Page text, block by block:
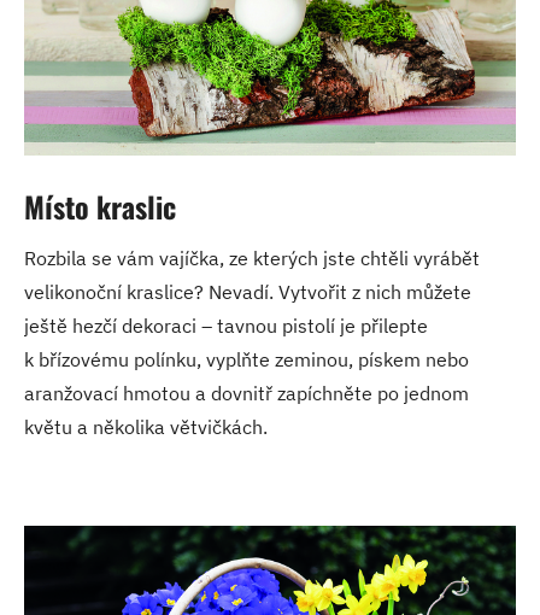
Místo kraslic
Rozbila se vám vajíčka, ze kterých jste chtěli vyrábět
velikonoční kraslice? Nevadí. Vytvořit z nich můžete
ještě hezčí dekoraci – tavnou pistolí je přilepte
k břízovému polínku, vyplňte zeminou, pískem nebo
aranžovací hmotou a dovnitř zapíchněte po jednom
květu a několika větvičkách.